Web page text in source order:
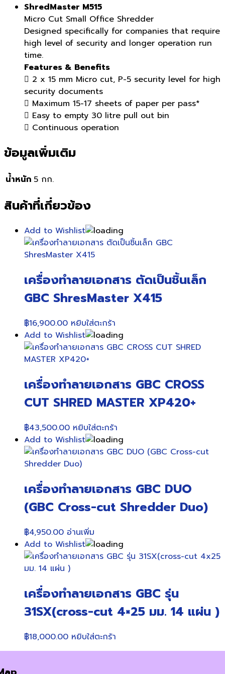
ShredMaster M515
Micro Cut Small Office Shredder
Designed specifically for companies that require
high level of security and longer operation run
time.
Features & Benefits
 2 x 15 mm Micro cut, P-5 security level for high
security documents
 Maximum 15-17 sheets of paper per pass*
 Easy to empty 30 litre pull out bin
 Continuous operation
ข้อมูลเพิ่มเติม
น้ำหนัก 5 กก.
สินค้าที่เกี่ยวข้อง
Add to Wishlist
เครื่องทำลายเอกสาร ตัดเป็นชิ้นเล็ก
GBC ShresMaster X415
฿16,900.00 หยิบใส่ตะกร้า
Add to Wishlist
เครื่องทำลายเอกสาร GBC CROSS
CUT SHRED MASTER XP420+
฿43,500.00 หยิบใส่ตะกร้า
Add to Wishlist
เครื่องทำลายเอกสาร GBC DUO
(GBC Cross-cut Shredder Duo)
฿4,950.00 อ่านเพิ่ม
Add to Wishlist
เครื่องทำลายเอกสาร GBC รุ่น
31SX(cross-cut 4×25 มม. 14 แผ่น )
฿18,000.00 หยิบใส่ตะกร้า